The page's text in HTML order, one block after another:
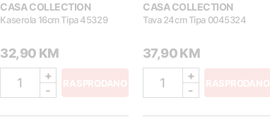
CASA COLLECTION
Kaserola 16cm Tipa 45329
32,90 KM
1
+
-
RASPRODANO
CASA COLLECTION
Tava 24cm Tipa 0045324
37,90 KM
1
+
-
RASPRODANO